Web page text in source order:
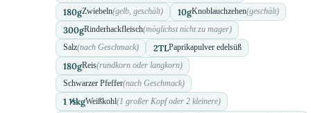
180gZwiebeln(gelb, geschält) 10gKnoblauchzehen(geschält)
300gRinderhackfleisch(möglichst nicht zu mager)
Salz(nach Geschmack) 2TLPaprikapulver edelsüß
180gReis(rundkorn oder langkorn)
Schwarzer Pfeffer(nach Geschmack)
1 ⅕kgWeißkohl(1 großer Kopf oder 2 kleinere)